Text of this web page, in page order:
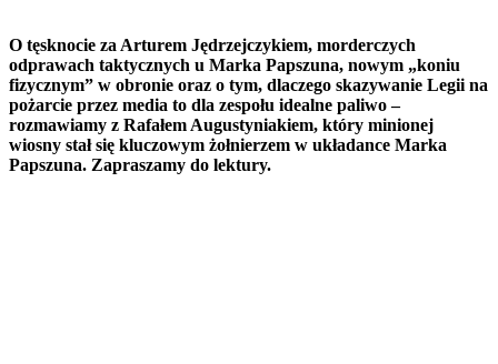
O tęsknocie za Arturem Jędrzejczykiem, morderczych
odprawach taktycznych u Marka Papszuna, nowym „koniu
fizycznym” w obronie oraz o tym, dlaczego skazywanie Legii na
pożarcie przez media to dla zespołu idealne paliwo –
rozmawiamy z Rafałem Augustyniakiem, który minionej
wiosny stał się kluczowym żołnierzem w układance Marka
Papszuna. Zapraszamy do lektury.